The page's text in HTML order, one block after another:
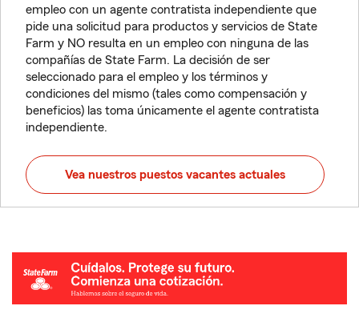
empleo con un agente contratista independiente que
pide una solicitud para productos y servicios de State
Farm y NO resulta en un empleo con ninguna de las
compañías de State Farm. La decisión de ser
seleccionado para el empleo y los términos y
condiciones del mismo (tales como compensación y
beneficios) las toma únicamente el agente contratista
independiente.
Vea nuestros puestos vacantes actuales